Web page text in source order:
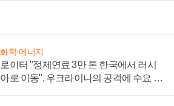
화학·에너지
로이터 "정제연료 3만 톤 한국에서 러시
아로 이동", 우크라이나의 공격에 수요 늘